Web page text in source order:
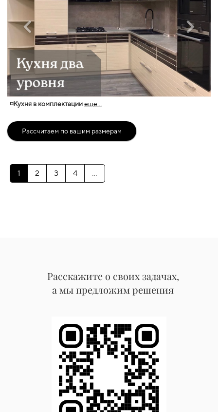
◽Кухня в комплектацииеще...
Рассчитаем по вашим размерам
1 2 3 4 ...
Расскажите о своих задачах,
а мы предложим решения